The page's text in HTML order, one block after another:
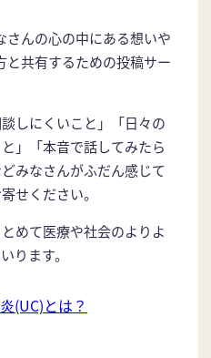
さんの心の中にある想いや
と共有するための投稿サー
しにくいこと」「日々の
」「本音で話してみたら
みなさんがふだん感じて
せください。
めて医療や社会のよりよ
ります。
(UC)とは？